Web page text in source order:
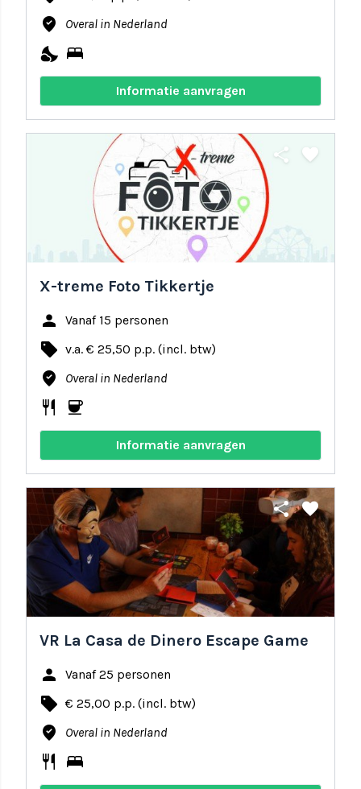
where_to_vote Overal in Nederland
nights_stay bed
Informatie aanvragen
share favorite
X-treme Foto Tikkertje
person Vanaf 15 personen
local_offer v.a. € 25,50 p.p. (incl. btw)
where_to_vote Overal in Nederland
restaurant coffee
Informatie aanvragen
share favorite
VR La Casa de Dinero Escape Game
person Vanaf 25 personen
local_offer € 25,00 p.p. (incl. btw)
where_to_vote Overal in Nederland
restaurant bed